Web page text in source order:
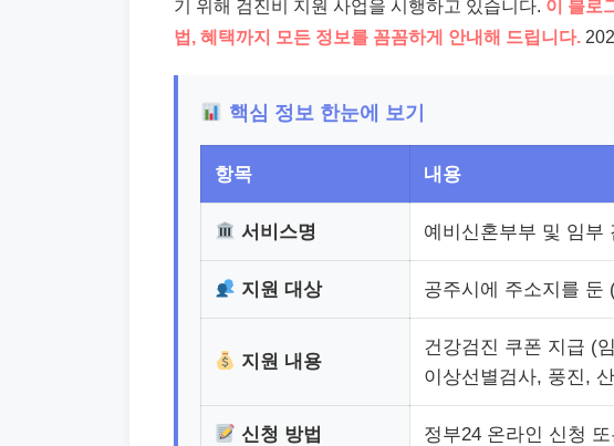
기 위해 검진비 지원 사업을 시행하고 있습니다. 이 블로
법, 혜택까지 모든 정보를 꼼꼼하게 안내해 드립니다.
핵심 정보 한눈에 보기
항목 내용
서비스명 예비신혼부부 및 임부
지원 대상 공주시에 주소지를 둔
지원 내용
건강검진 쿠폰 지급 (
이상선별검사, 풍진,
신청 방법 정부24 온라인 신청